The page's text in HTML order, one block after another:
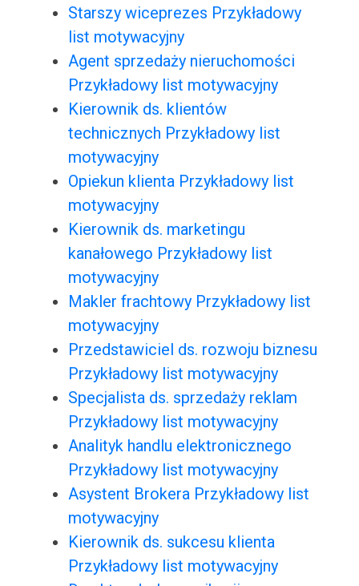
Starszy wiceprezes Przykładowy
list motywacyjny
Agent sprzedaży nieruchomości
Przykładowy list motywacyjny
Kierownik ds. klientów
technicznych Przykładowy list
motywacyjny
Opiekun klienta Przykładowy list
motywacyjny
Kierownik ds. marketingu
kanałowego Przykładowy list
motywacyjny
Makler frachtowy Przykładowy list
motywacyjny
Przedstawiciel ds. rozwoju biznesu
Przykładowy list motywacyjny
Specjalista ds. sprzedaży reklam
Przykładowy list motywacyjny
Analityk handlu elektronicznego
Przykładowy list motywacyjny
Asystent Brokera Przykładowy list
motywacyjny
Kierownik ds. sukcesu klienta
Przykładowy list motywacyjny